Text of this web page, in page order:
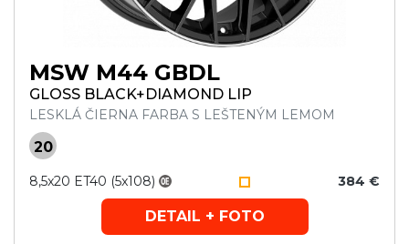
MSW M44 GBDL
GLOSS BLACK+DIAMOND LIP
LESKLÁ ČIERNA FARBA S LEŠTENÝM LEMOM
20
8,5x20 ET40 (5x108) 384 €
DETAIL + FOTO